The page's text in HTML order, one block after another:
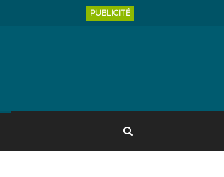
PUBLICITÉ